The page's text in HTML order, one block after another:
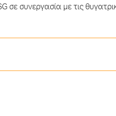
σε συνεργασία με τις